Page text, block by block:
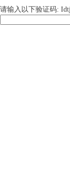
请输入以下验证码: